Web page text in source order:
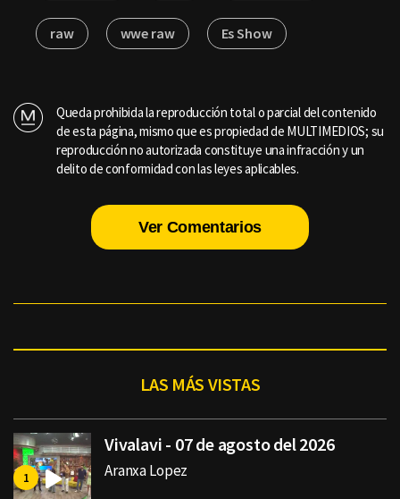
raw wwe raw Es Show
Queda prohibida la reproducción total o parcial del contenido
de esta página, mismo que es propiedad de MULTIMEDIOS; su
reproducción no autorizada constituye una infracción y un
delito de conformidad con las leyes aplicables.
Ver Comentarios
LAS MÁS VISTAS
Vivalavi - 07 de agosto del 2026
Aranxa Lopez